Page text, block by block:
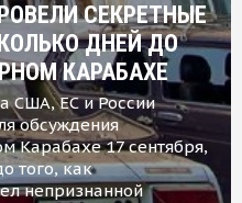
СЕКРЕТНЫЕ
ДНЕЙ ДО
КАРАБАХЕ
США, ЕС и России
обсуждения
Карабахе 17 сентября,
того, как
непризнанной